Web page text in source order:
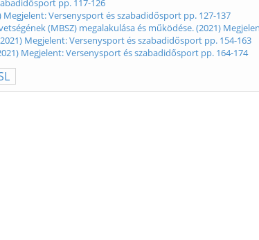
pp. 117-126
Versenysport és szabadidősport pp. 127-137
(MBSZ) megalakulása és működése. (2021)
Megjelent: Versenysport és szabadidősport pp. 154-163
(2021) Megjelent: Versenysport és szabadidősport pp. 164-174